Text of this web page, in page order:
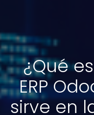
¿Qué
ERP
sirve en